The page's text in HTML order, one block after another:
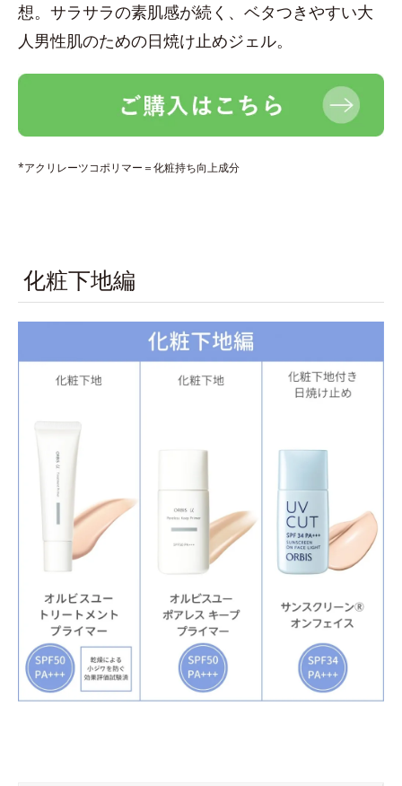
想。サラサラの素肌感が続く、ベタつきやすい大
人男性肌のための日焼け止めジェル。
*アクリレーツコポリマー＝化粧持ち向上成分
化粧下地編